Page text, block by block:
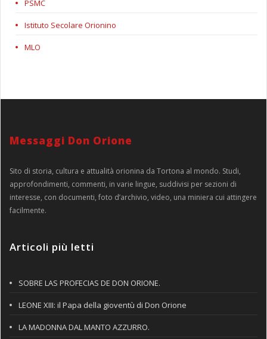
PSMC
Istituto Secolare Orionino
MLO
Messaggi Don Orione
Sito di storia, cultura e attualità orionina da Tortona al mondo. Studi,
approfondimenti, commenti, in varie lingue, suddivisi per sezioni di
interesse, con documenti, foto d’archivio, video, una miniera cui attingere
facilmente.
Articoli più letti
SOBRE LAS PROFECIAS DE DON ORIONE.
LEONE XIII: il Papa della gioventù di Don Orione
LA MADONNA DAL MANTO AZZURRO.